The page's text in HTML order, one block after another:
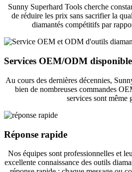
Sunny Superhard Tools cherche
de réduire les prix sans sacrifier la
diamantés compétitifs par
Services OEM/ODM
Au cours des dernières décennies,
bien de nombreuses commandes
services sont même
Réponse rapide
Nos équipes sont professionnelles et
excellente connaissance des outils